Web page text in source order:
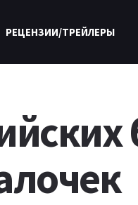
РЕЦЕНЗИИ/ТРЕЙЛЕРЫ